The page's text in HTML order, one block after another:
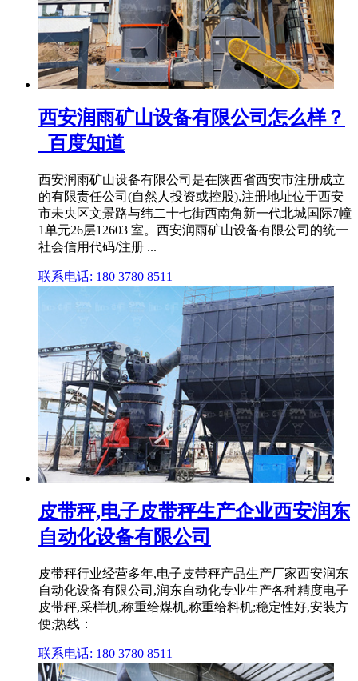
西安润雨矿山设备有限公司怎么样？
_百度知道
西安润雨矿山设备有限公司是在陕西省西安市注册成立
的有限责任公司(自然人投资或控股),注册地址位于西安
市未央区文景路与纬二十七街西南角新一代北城国际7幢
1单元26层12603 室。西安润雨矿山设备有限公司的统一
社会信用代码/注册 ...
联系电话: 180 3780 8511
皮带秤,电子皮带秤生产企业西安润东
自动化设备有限公司
皮带秤行业经营多年,电子皮带秤产品生产厂家西安润东
自动化设备有限公司,润东自动化专业生产各种精度电子
皮带秤,采样机,称重给煤机,称重给料机;稳定性好,安装方
便;热线：
联系电话: 180 3780 8511